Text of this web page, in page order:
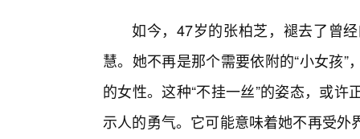
如今，47岁的张柏芝，褪去了曾
慧。她不再是那个需要依附的“小女孩
的女性。这种“不挂一丝”的姿态，或
示人的勇气。它可能意味着她不再受